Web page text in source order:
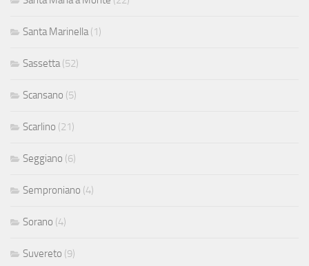
Santa Marinella (1)
Sassetta (52)
Scansano (5)
Scarlino (21)
Seggiano (6)
Semproniano (4)
Sorano (4)
Suvereto (9)